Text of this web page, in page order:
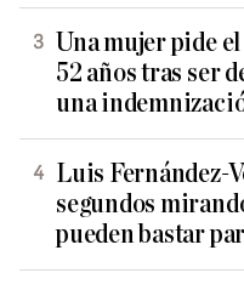
Una mujer pide
52 años tras ser
una
Luis Fernández-
segundos
pueden bastar